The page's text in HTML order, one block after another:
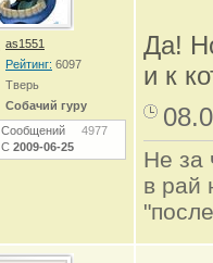
as1551
Рейтинг: 6097
Тверь
Собачий гуру
Сообщений 4977
С 2009-06-25
Да!
и к
Не за
в рай